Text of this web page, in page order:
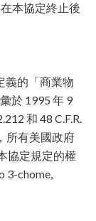
本協定終止後
義的「商業物
於 1995 年 9
和 48 C.F.R.
所有美國政府
協定規定的權
3-chome,